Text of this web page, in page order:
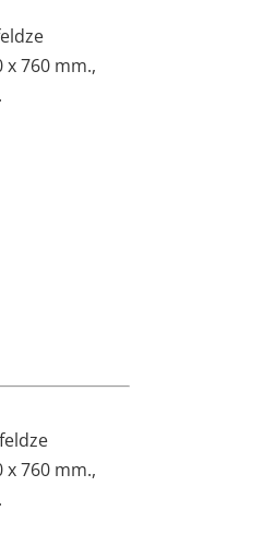
x 760 mm.,
x 760 mm.,